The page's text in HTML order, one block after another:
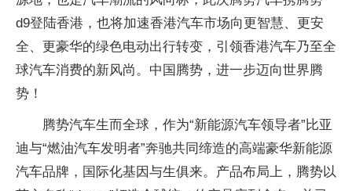
d9登陆香港，也将加速香港汽车市场向更智慧、更安
全、更豪华的绿色电动出行转变，引领香港汽车乃至全
球汽车消费的新风尚。中国腾势，进一步迈向世界腾
势！
腾势汽车生而全球，作为“新能源汽车领导者”比亚
迪与“燃油汽车发明者”奔驰共同缔造的高端豪华新能源
汽车品牌，国际化基因与生俱来。产品布局上，腾势以